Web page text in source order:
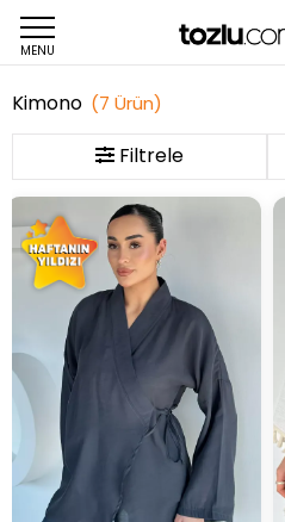
MENU
Kimono (7 Ürün)
Filtrele